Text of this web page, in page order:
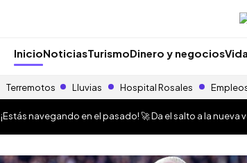
InicioNoticiasTurismoDinero y negociosVida
Terremotos Lluvias Hospital Rosales
¡Estás navegando en el pasado! 🚀 Da el salto a la nueva